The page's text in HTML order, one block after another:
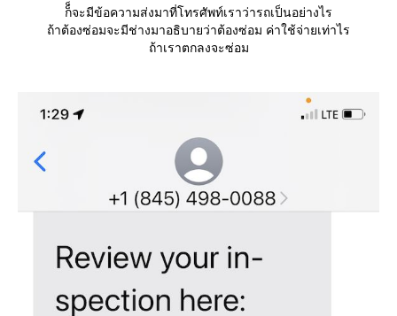
ก็็จะมีข้อความส่งมาที่โทรศัพท์เราว่ารถเป็นอย่างไร
ถ้าต้องซ่อมจะมีช่างมาอธิบายว่าต้องซ่อม ค่าใช้จ่ายเท่าไร
ถ้าเราตกลงจะซ่อม